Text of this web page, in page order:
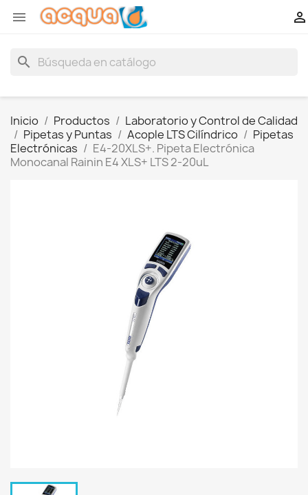
 
search
Inicio Productos
Laboratorio y Control de Calidad
Pipetas y Puntas
Acople LTS Cilíndrico
Pipetas
Electrónicas
E4-20XLS+. Pipeta Electrónica
Monocanal Rainin E4 XLS+ LTS 2-20uL